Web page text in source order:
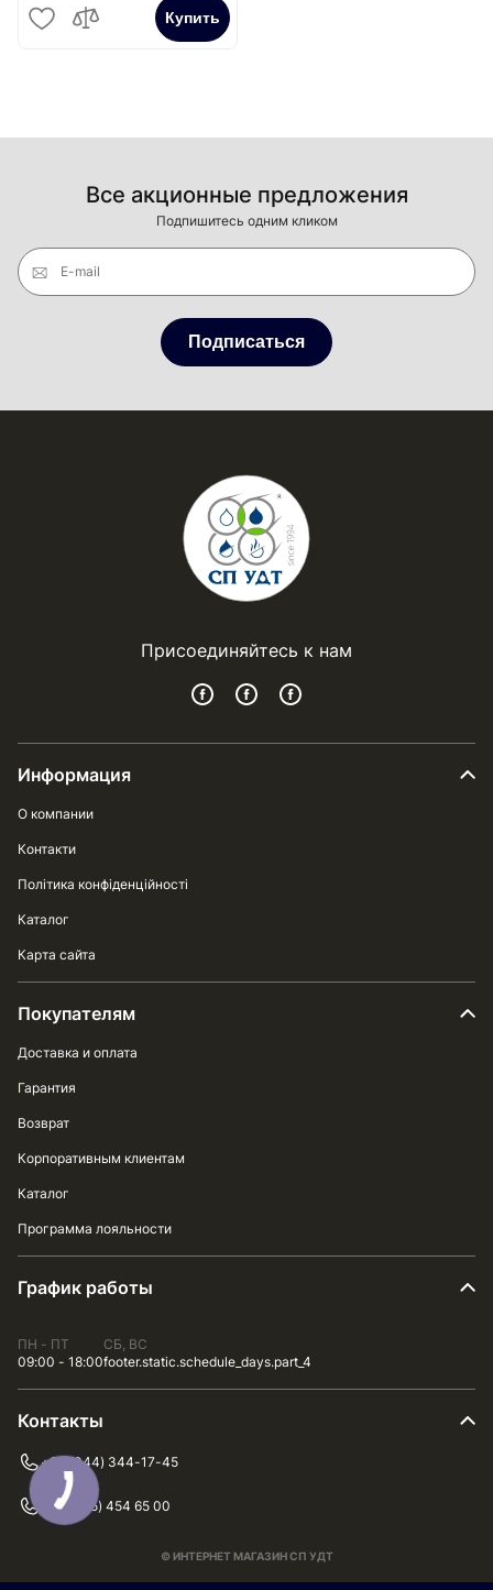
Купить
Все акционные предложения
Подпишитесь одним кликом
E-mail
Подписаться
Присоединяйтесь к нам
Информация
О компании
Контакти
Політика конфіденційності
Каталог
Карта сайта
Покупателям
Доставка и оплата
Гарантия
Возврат
Корпоративным клиентам
Каталог
Программа лояльности
График работы
ПН - ПТ
09:00 - 18:00
СБ, ВС
footer.static.schedule_days.part_4
Контакты
+38 (044) 344-17-45
+38 (075) 454 65 00
© ИНТЕРНЕТ МАГАЗИН СП УДТ